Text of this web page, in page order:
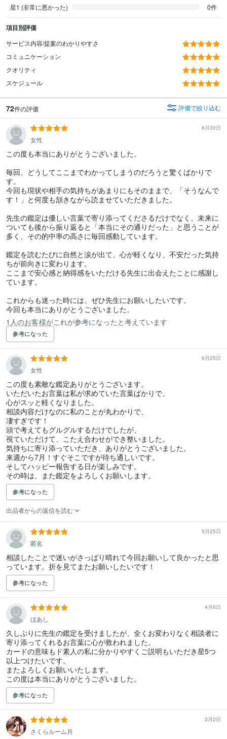
星1 (非常に悪かった)
0件
項目別評価
サービス内容/提案のわかりやすさ
コミュニケーション
クオリティ
スケジュール
72件の評価 評価で絞り込む
6月30日
女性
この度も本当にありがとうございました。
毎回、どうしてここまでわかってしまうのだろうと驚くばかりで
す。
今回も現状や相手の気持ちがあまりにもそのままで、「そうなんで
す！」と何度も頷きながら読ませていただきました。
先生の鑑定は優しい言葉で寄り添ってくださるだけでなく、未来に
ついても後から振り返ると「本当にその通りだった」と思うことが
多く、その的中率の高さに毎回感動しています。
鑑定を読むたびに自然と涙が出て、心が軽くなり、不安だった気持
ちが前向きに変わります。
ここまで安心感と納得感をいただける先生に出会えたことに感謝し
ています。
これからも迷った時には、ぜひ先生にお願いしたいです。
今回も本当にありがとうございました。
1人のお客様がこれが参考になったと考えています
参考になった
6月25日
女性
この度も素敵な鑑定ありがとうございます。
いただいたお言葉は私が求めていた言葉ばかりで、
心がスッと軽くなりました。
相談内容だけなのに私のことが丸わかりで、
凄すぎです！
頭で考えてもグルグルするだけでしたが、
視ていただけて、こたえ合わせができ整いました。
気持ちに寄り添っていただき、ありがとうございました。
来週から7月！すぐそこですが待ち通しいです。
そしてハッピー報告する日が楽しみです。
その時は、また鑑定をよろしくお願いします。
参考になった
出品者からの返信を読む
5月25日
匿名
相談したことで迷いがさっぱり晴れて今回お願いして良かったと思
っています。折を見てまたお願いしたいです！
参考になった
4月8日
ほあし
久しぶりに先生の鑑定を受けましたが、全くお変わりなく相談者に
寄り添ってくれるお言葉に心が救われました。
カードの意味もド素人の私に分かりやすくご説明もいただき星5つ
以上つけたいです。
またよろしくお願いいたします。
この度は本当にありがとうございました。
参考になった
3月2日
さくらルーム月